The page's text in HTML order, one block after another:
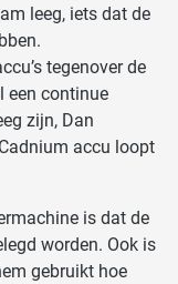
leeg, iets dat de
tegenover de
een continue
zijn, Dan
accu loopt
is dat de
worden. Ook is
gebruikt hoe